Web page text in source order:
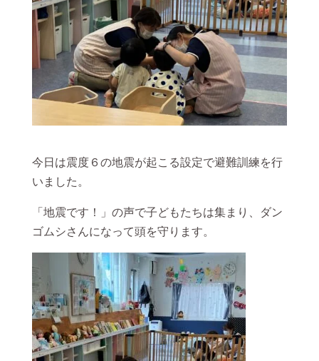
今日は震度６の地震が起こる設定で避難訓練を行
いました。
「地震です！」の声で子どもたちは集まり、ダン
ゴムシさんになって頭を守ります。